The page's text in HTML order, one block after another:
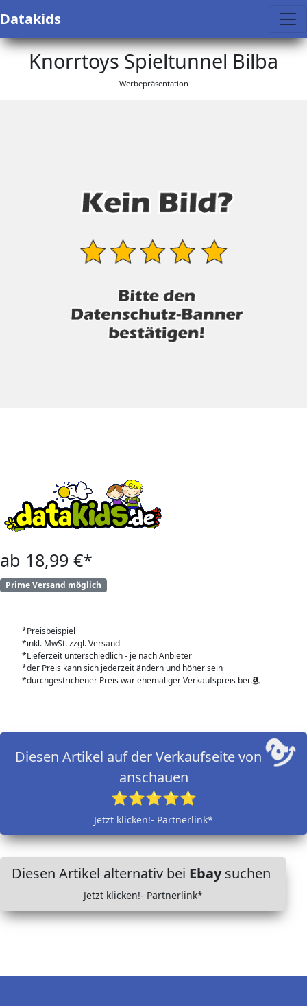
Datakids
Knorrtoys Spieltunnel Bilba
Werbepräsentation
ab 18,99 €*
Prime Versand möglich
*Preisbeispiel
*inkl. MwSt. zzgl. Versand
*Lieferzeit unterschiedlich - je nach Anbieter
*der Preis kann sich jederzeit ändern und höher sein
*durchgestrichener Preis war ehemaliger Verkaufspreis bei
Diesen Artikel auf der Verkaufseite von
anschauen
⭐⭐⭐⭐⭐
Jetzt klicken!- Partnerlink*
Diesen Artikel alternativ bei Ebaysuchen
Jetzt klicken!- Partnerlink*